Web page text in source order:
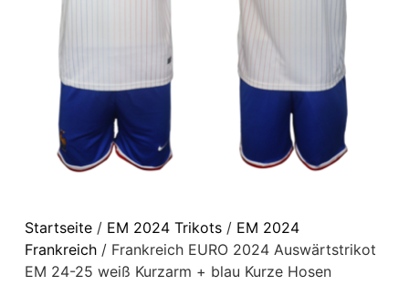
Startseite/ EM 2024 Trikots/ EM 2024
Frankreich/ Frankreich EURO 2024 Auswärtstrikot
EM 24-25 weiß Kurzarm + blau Kurze Hosen